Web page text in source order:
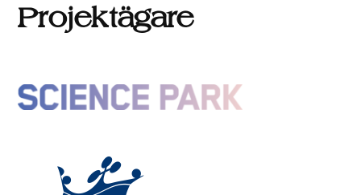
Projektägare